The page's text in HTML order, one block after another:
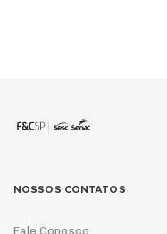
NOSSOS CONTATOS
Fale Conosco